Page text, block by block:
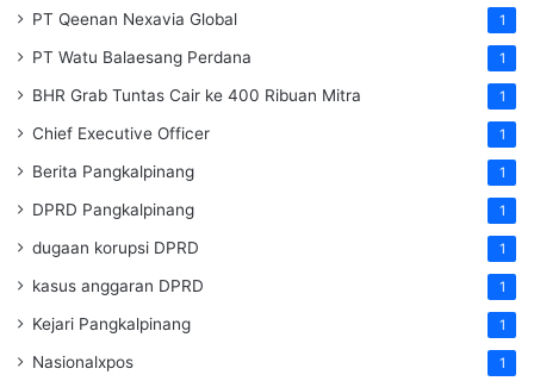
PT Qeenan Nexavia Global 1
PT Watu Balaesang Perdana 1
BHR Grab Tuntas Cair ke 400 Ribuan Mitra 1
Chief Executive Officer 1
Berita Pangkalpinang 1
DPRD Pangkalpinang 1
dugaan korupsi DPRD 1
kasus anggaran DPRD 1
Kejari Pangkalpinang 1
Nasionalxpos 1